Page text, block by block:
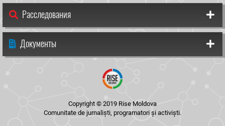
Расследования
Документы
Copyright © 2019 Rise Moldova
Comunitate de jurnaliști, programatori și activiști.